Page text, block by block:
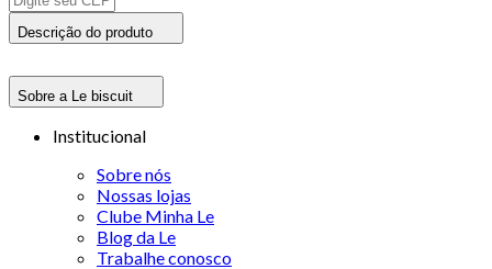
Descrição do produto
Sobre a Le biscuit
Institucional
Sobre nós
Nossas lojas
Clube Minha Le
Blog da Le
Trabalhe conosco